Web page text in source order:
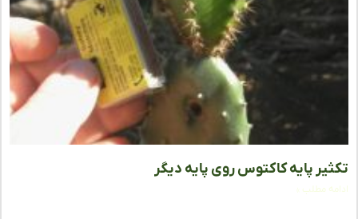
پایه کاکتوس روی پایه دیگر
مطلب »